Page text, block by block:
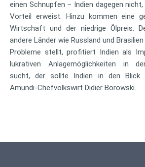
einen Schnupfen – Indien dagegen
Vorteil erweist. Hinzu kommen eine
Wirtschaft und der niedrige Ölpreis.
andere Länder wie Russland und
Probleme stellt, profitiert Indien als
lukrativen Anlagemöglichkeiten in
sucht, der sollte Indien in den Blick
Amundi-Chefvolkswirt Didier Borowski.